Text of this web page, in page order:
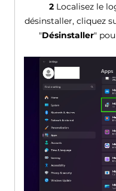
2Localisez le
désinstaller, cliquez
"Désinstaller"